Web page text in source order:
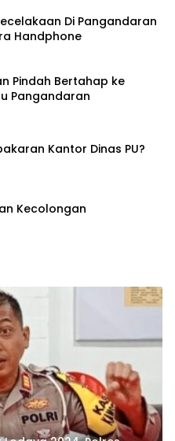
Di Pangandaran
Handphone
Pindah Bertahap ke
Pangandaran
Kantor Dinas PU?
Kecolongan